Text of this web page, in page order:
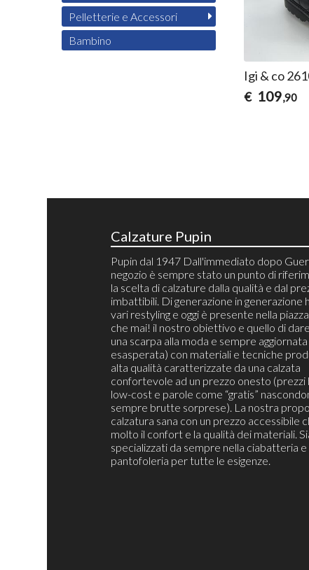
Igi & co
€ 109,90
Pelletterie e Accessori
Bambino
Calzature Pupin
Pupin dal 1947 Dall'immediato dopo
negozio è sempre stato un punto di
la scelta di calzature dalla qualità e dal
imbattibili. Di generazione in generazione
vari restyling e oggi è presente nella
che mai! il nostro obiettivo e quello di
una scarpa alla moda e sempre
esasperata) con materiali e tecniche
alta qualità caratterizzate da una calzata
confortevole ad un prezzo onesto (prezzi
low-cost e parole come “gratis”
sempre brutte sorprese). La nostra
calzatura sana con un prezzo accessibile
molto il confort e la qualità dei materiali.
specializzati da sempre nella ciabatteria e
pantofoleria per tutte le esigenze.